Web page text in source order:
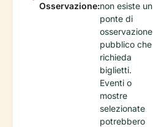
Osservazione:non esiste un
ponte di
osservazione
pubblico che
richieda
biglietti.
Eventi o
mostre
selezionate
potrebbero